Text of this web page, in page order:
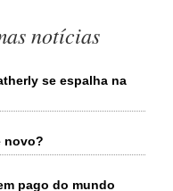
notícias
se espalha na
novo?
pago do mundo